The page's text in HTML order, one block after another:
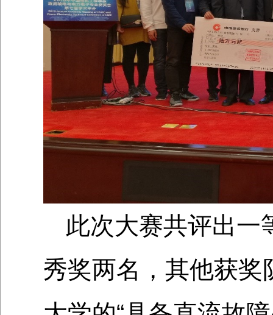
此次大赛共评出一
秀奖两名，其他获